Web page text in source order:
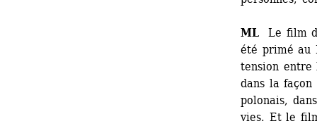
ML Le film
été primé au
tension
dans la
polonais,
vies. Et le